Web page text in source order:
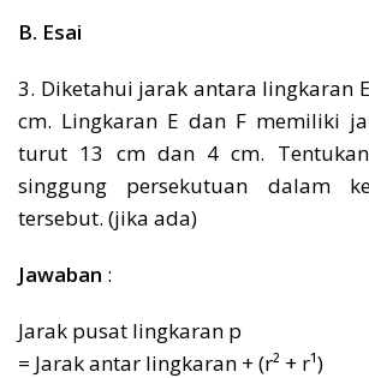
B. Esai
3. Diketahui jarak antara lingkaran
cm. Lingkaran E dan F memiliki
turut 13 cm dan 4 cm.
singgung persekutuan dalam
tersebut. (jika ada)
Jawaban :
Jarak pusat lingkaran p
= Jarak antar lingkaran + (r² + r¹)